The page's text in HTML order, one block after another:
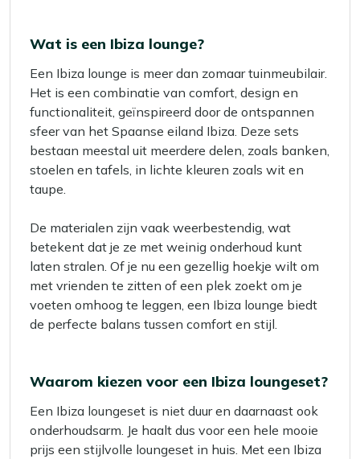
Wat is een Ibiza lounge?
Een Ibiza lounge is meer dan zomaar tuinmeubilair.
Het is een combinatie van comfort, design en
functionaliteit, geïnspireerd door de ontspannen
sfeer van het Spaanse eiland Ibiza. Deze sets
bestaan meestal uit meerdere delen, zoals banken,
stoelen en tafels, in lichte kleuren zoals wit en
taupe.
De materialen zijn vaak weerbestendig, wat
betekent dat je ze met weinig onderhoud kunt
laten stralen. Of je nu een gezellig hoekje wilt om
met vrienden te zitten of een plek zoekt om je
voeten omhoog te leggen, een Ibiza lounge biedt
de perfecte balans tussen comfort en stijl.
Waarom kiezen voor een Ibiza loungeset?
Een Ibiza loungeset is niet duur en daarnaast ook
onderhoudsarm. Je haalt dus voor een hele mooie
prijs een stijlvolle loungeset in huis. Met een Ibiza